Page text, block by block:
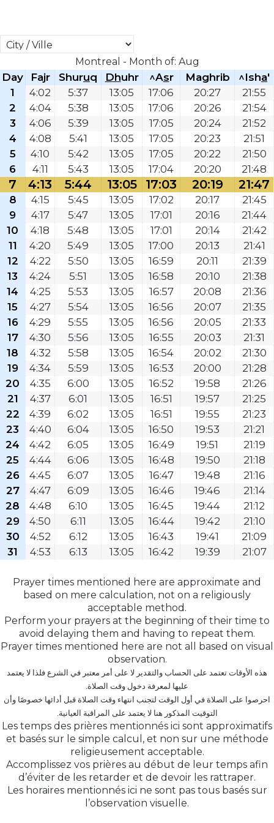
Montreal - Month of: Aug
Day Fajr Shuruq Dhuhr ^Asr Maghrib ^Isha'
1
4:02 5:37 13:05 17:06 20:27
21:55
2
4:04 5:38 13:05 17:06 20:26
21:54
3
4:06 5:39 13:05 17:05 20:24
21:52
4
4:08 5:41 13:05 17:05 20:23
21:51
5
4:10 5:42 13:05 17:05 20:22
21:50
6
4:11 5:43 13:05 17:04 20:20 21:48
7 4:13 5:44 13:05 17:03 20:19 21:47
8 4:15 5:45 13:05 17:02 20:17
21:45
9
4:17 5:47 13:05 17:01 20:16
21:44
10
4:18 5:48 13:05 17:01 20:14
21:42
11
4:20 5:49 13:05 17:00 20:13
21:41
12
4:22 5:50 13:05 16:59 20:11
21:39
13
4:24 5:51 13:05 16:58 20:10
21:38
14
4:25 5:53 13:05 16:57 20:08
21:36
15
4:27 5:54 13:05 16:56 20:07
21:35
16
4:29 5:55 13:05 16:56 20:05
21:33
17
4:30 5:56 13:05 16:55 20:03
21:31
18
4:32 5:58 13:05 16:54 20:02
21:30
19
4:34 5:59 13:05 16:53 20:00
21:28
20
4:35 6:00 13:05 16:52 19:58
21:26
21
4:37 6:01 13:05 16:51 19:57
21:25
22
4:39 6:02 13:05 16:51 19:55
21:23
23
4:40 6:04 13:05 16:50 19:53
21:21
24
4:42 6:05 13:05 16:49 19:51
21:19
25
4:44 6:06 13:05 16:48 19:50
21:18
26
4:45 6:07 13:05 16:47 19:48
21:16
27
4:47 6:09 13:05 16:46 19:46
21:14
28
4:48 6:10 13:05 16:45 19:44
21:12
29
4:50 6:11 13:05 16:44 19:42
21:10
30
4:52 6:12 13:05 16:43 19:41
21:09
31
4:53 6:13 13:05 16:42 19:39 21:07
Prayer times mentioned here are approximate and
based on mere calculation, not on a religiously
acceptable method.
Perform your prayers at the beginning of their time to
avoid delaying them and having to repeat them.
Prayer times mentioned here are not all based on visual
observation.
هذه الأوقات تعتمد على الحساب والتقدير لا على أمر معتبر في الشرع فلذا لا يعتمد
عليها لمعرفة دخول وقت الصلاة.
احرصوا على الصلاة في أول الوقت لتجنب انتهاء وقت الصلاة قبل أدائها خصوصًا وأن
التوقيت المذكور هنا لا يعتمد على المراقبة العيانية.
Les temps des prières mentionnés ici sont approximatifs
et basés sur le simple calcul, et non sur une méthode
religieusement acceptable.
Accomplissez vos prières au début de leur temps afin
d’éviter de les retarder et de devoir les rattraper.
Les horaires mentionnés ici ne sont pas tous basés sur
l’observation visuelle.